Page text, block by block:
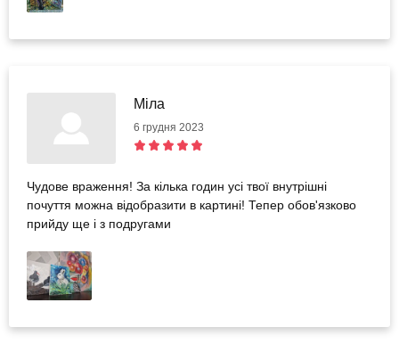
Міла
6 грудня 2023
Чудове враження! За кілька годин усі твої внутрішні
почуття можна відобразити в картині! Тепер обов'язково
прийду ще і з подругами